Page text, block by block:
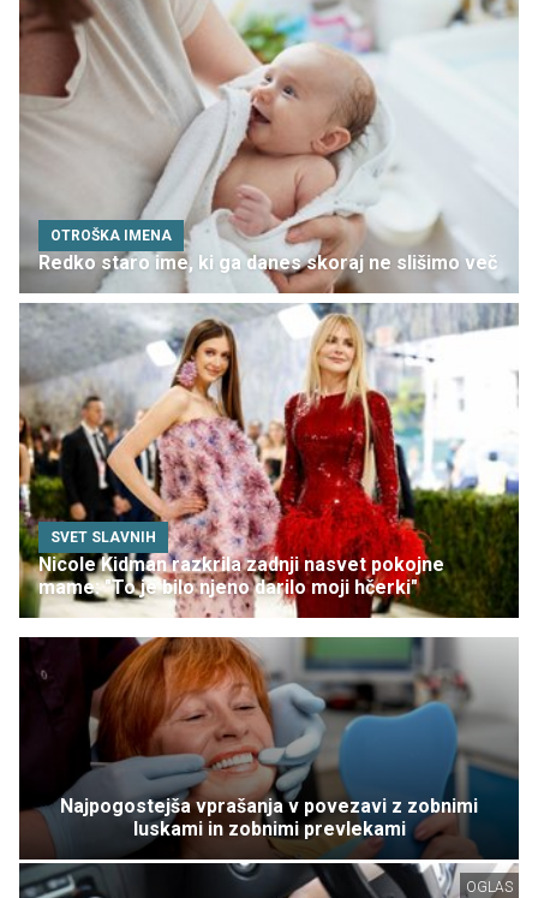
OTROŠKA IMENA
Redko staro ime, ki ga danes skoraj ne slišimo več
SVET SLAVNIH
Nicole Kidman razkrila zadnji nasvet pokojne
mame: "To je bilo njeno darilo moji hčerki"
Najpogostejša vprašanja v povezavi z zobnimi
luskami in zobnimi prevlekami
OGLAS